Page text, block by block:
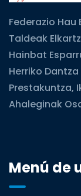
Federazio Hau
Taldeak
Hainbat
Herriko
Prestakuntza,
Ahaleginak
Menú de